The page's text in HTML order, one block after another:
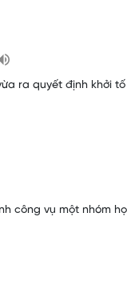
ra quyết định khởi
công vụ một nhóm